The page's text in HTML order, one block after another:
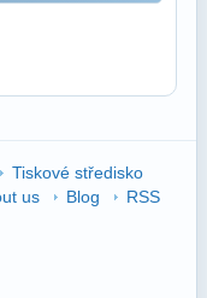
Tiskové středisko
us Blog
RSS